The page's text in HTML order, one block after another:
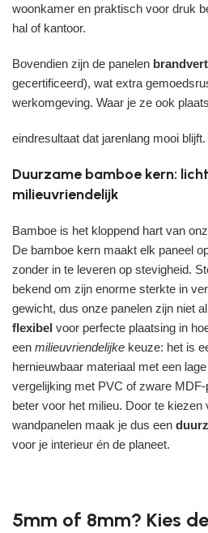
woonkamer en praktisch voor druk
hal of kantoor.
Bovendien zijn de panelen
gecertificeerd), wat extra
werkomgeving. Waar je ze ook
eindresultaat dat jarenlang mooi blijft.
Duurzame bamboe kern:
milieuvriendelijk
Bamboe is het kloppend hart van
De bamboe kern maakt elk paneel
zonder in te leveren op stevigheid.
bekend om zijn enorme sterkte in
gewicht, dus onze panelen zijn niet
flexibel voor perfecte plaatsing in
een milieuvriendelijke keuze: het is
hernieuwbaar materiaal met een
vergelijking met PVC of zware
beter voor het milieu. Door te kiezen
wandpanelen maak je dus een
voor je interieur én de planeet.
5mm of 8mm? Kies